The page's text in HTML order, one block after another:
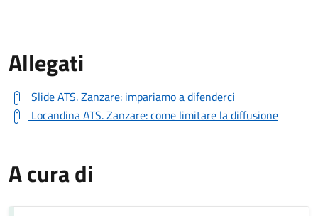
Allegati
Slide ATS. Zanzare: impariamo a difenderci
Locandina ATS. Zanzare: come limitare la diffusione
A cura di